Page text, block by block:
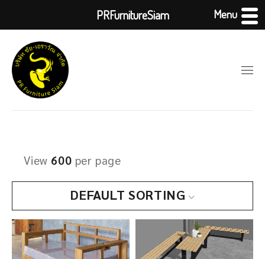
DEFAULT SORTING
View 600 per page
PRFurnitureSiam Menu